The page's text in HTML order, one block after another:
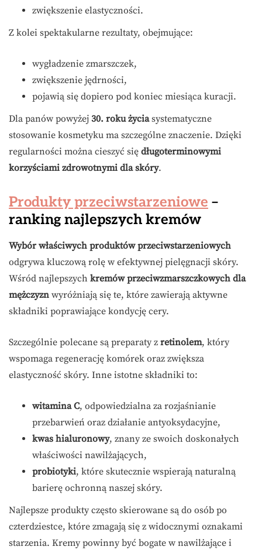
zwiększenie elastyczności.
Z kolei spektakularne rezultaty, obejmujące:
wygładzenie zmarszczek,
zwiększenie jędrności,
pojawią się dopiero pod koniec miesiąca kuracji.
Dla panów powyżej 30. roku życiasystematyczne
stosowanie kosmetyku ma szczególne znaczenie. Dzięki
regularności można cieszyć się długoterminowymi
korzyściami zdrowotnymi dla skóry.
Produkty przeciwstarzeniowe –
ranking najlepszych kremów
Wybór właściwych produktów przeciwstarzeniowych
odgrywa kluczową rolę w efektywnej pielęgnacji skóry.
Wśród najlepszych kremów przeciwzmarszczkowych dla
mężczyzn wyróżniają się te, które zawierają aktywne
składniki poprawiające kondycję cery.
Szczególnie polecane są preparaty z retinolem, który
wspomaga regenerację komórek oraz zwiększa
elastyczność skóry. Inne istotne składniki to:
witamina C, odpowiedzialna za rozjaśnianie
przebarwień oraz działanie antyoksydacyjne,
kwas hialuronowy, znany ze swoich doskonałych
właściwości nawilżających,
probiotyki, które skutecznie wspierają naturalną
barierę ochronną naszej skóry.
Najlepsze produkty często skierowane są do osób po
czterdziestce, które zmagają się z widocznymi oznakami
starzenia. Kremy powinny być bogate w nawilżające i